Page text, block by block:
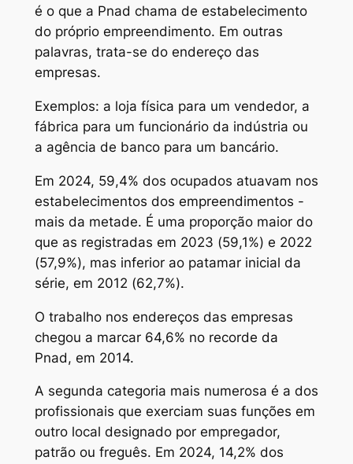
é o que a Pnad chama de estabelecimento
do próprio empreendimento. Em outras
palavras, trata-se do endereço das
empresas.
Exemplos: a loja física para um vendedor, a
fábrica para um funcionário da indústria ou
a agência de banco para um bancário.
Em 2024, 59,4% dos ocupados atuavam nos
estabelecimentos dos empreendimentos -
mais da metade. É uma proporção maior do
que as registradas em 2023 (59,1%) e 2022
(57,9%), mas inferior ao patamar inicial da
série, em 2012 (62,7%).
O trabalho nos endereços das empresas
chegou a marcar 64,6% no recorde da
Pnad, em 2014.
A segunda categoria mais numerosa é a dos
profissionais que exerciam suas funções em
outro local designado por empregador,
patrão ou freguês. Em 2024, 14,2% dos